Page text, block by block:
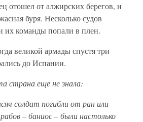
отошел от алжирских берегов, и
буря. Несколько судов
их команды попали в плен.
великой армады спустя три
до Испании.
страна еще не знала:
солдат погибли от ран или
– баниос – были настолько